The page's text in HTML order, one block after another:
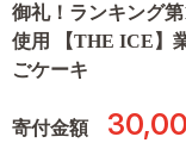
御礼！ランキング
使用 【THE ICE】
ごケーキ
寄付金額